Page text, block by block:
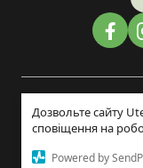
Дозвольте сайту
сповіщення на
Powered by
Дизайн